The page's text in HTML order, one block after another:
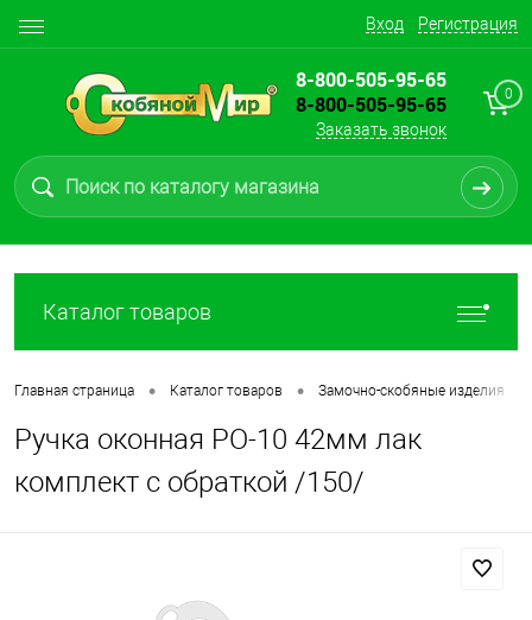
Вход Регистрация
8-800-505-95-65
8-800-505-95-65
Заказать звонок
0
Каталог товаров
Главная страница • Каталог товаров • Замочно-скобяные изделия
Ручка оконная РО-10 42мм лак
комплект с обраткой /150/